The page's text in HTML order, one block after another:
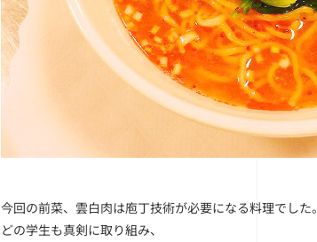
今回の前菜、雲白肉は庖丁技術が必要になる料理でした。
どの学生も真剣に取り組み、